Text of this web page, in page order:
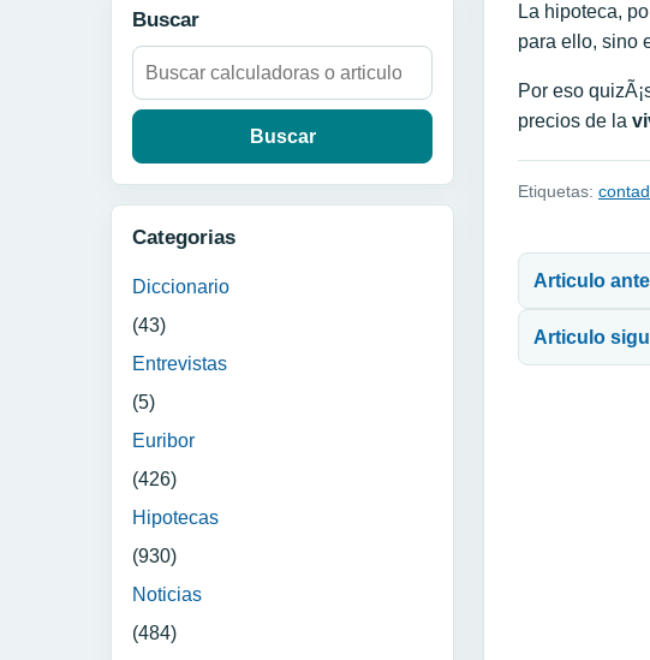
Buscar
Buscar:
Categorias
Diccionario
(43)
Entrevistas
(5)
Euribor
(426)
Hipotecas
(930)
Noticias
(484)
La hipoteca,
para ello, sino
Por eso
precios de la
Etiquetas:
Articulo
Articulo